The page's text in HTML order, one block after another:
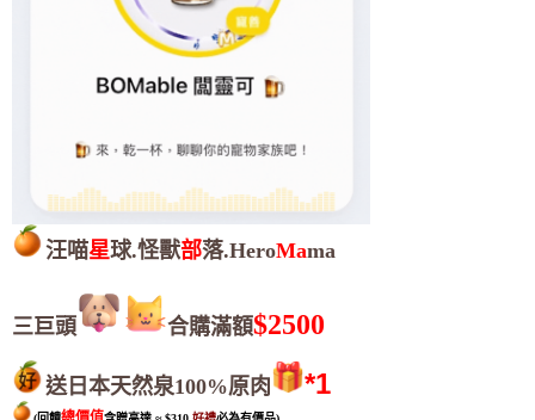
汪喵星球.怪獸部落.HeroMama
三巨頭 合購滿額$2500
送日本天然泉100%原肉 *1